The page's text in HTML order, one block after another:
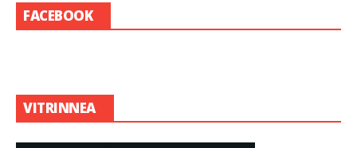
FACEBOOK
VITRINNEA